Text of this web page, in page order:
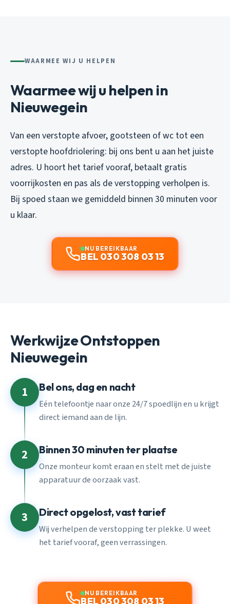
WAARMEE WIJ U HELPEN
Waarmee wij u helpen in
Nieuwegein
Van een verstopte afvoer, gootsteen of wc tot een
verstopte hoofdriolering: bij ons bent u aan het juiste
adres. U hoort het tarief vooraf, betaalt gratis
voorrijkosten en pas als de verstopping verholpen is.
Bij spoed staan we gemiddeld binnen 30 minuten voor
u klaar.
NU BEREIKBAAR
BEL 030 308 03 13
Werkwijze Ontstoppen
Nieuwegein
1 Bel ons, dag en nacht
Eén telefoontje naar onze 24/7 spoedlijn en u krijgt
direct iemand aan de lijn.
2 Binnen 30 minuten ter plaatse
Onze monteur komt eraan en stelt met de juiste
apparatuur de oorzaak vast.
3 Direct opgelost, vast tarief
Wij verhelpen de verstopping ter plekke. U weet
het tarief vooraf, geen verrassingen.
NU BEREIKBAAR
BEL 030 308 03 13